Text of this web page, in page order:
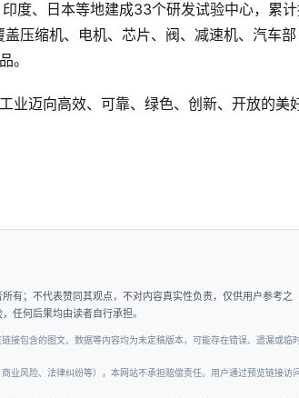
度、日本等地建成33个研发试验中心，累
压缩机、电机、芯片、阀、减速机、汽车部
。
业迈向高效、可靠、绿色、创新、开放的美
有；不代表赞同其观点，不对内容真实性负责，仅供用户参考之
任何后果均由读者自行承担。
接包含的图文、数据等内容均为未定稿版本，可能存在错误、遗漏或临
业风险、法律纠纷等），本网站不承担赔偿责任。用户通过预览链接访问